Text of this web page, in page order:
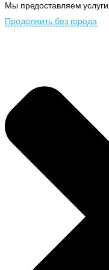
Мы предоставляем
Продолжить без города